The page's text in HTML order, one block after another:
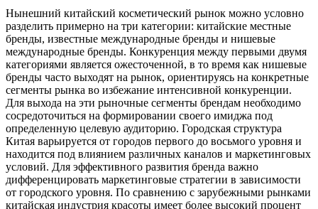
Нынешний китайский косметический рынок можно условно
разделить примерно на три категории: китайские местные
бренды, известные международные бренды и нишевые
международные бренды. Конкуренция между первыми двумя
категориями является ожесточенной, в то время как нишевые
бренды часто выходят на рынок, ориентируясь на конкретные
сегменты рынка во избежание интенсивной конкуренции.
Для выхода на эти рыночные сегменты брендам необходимо
сосредоточиться на формировании своего имиджа под
определенную целевую аудиторию. Городская структура
Китая варьируется от городов первого до восьмого уровня и
находится под влиянием различных каналов и маркетинговых
условий. Для эффективного развития бренда важно
дифференцировать маркетинговые стратегии в зависимости
от городского уровня. По сравнению с зарубежными рынками
китайская индустрия красоты имеет более высокий процент